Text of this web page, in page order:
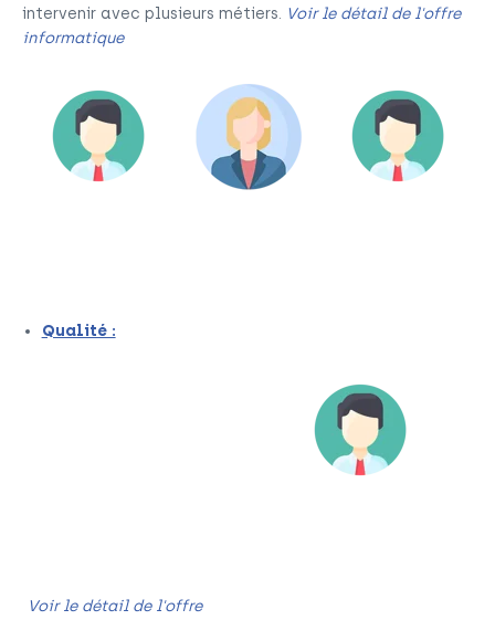
intervenir avec plusieurs métiers. Voir le détail de l'offre
informatique
Qualité :
Voir le détail de l'offre